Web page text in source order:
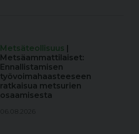
Metsäteollisuus |
Metsäammattilaiset:
Ennallistamisen
työvoimahaasteeseen
ratkaisua metsurien
osaamisesta
06.08.2026